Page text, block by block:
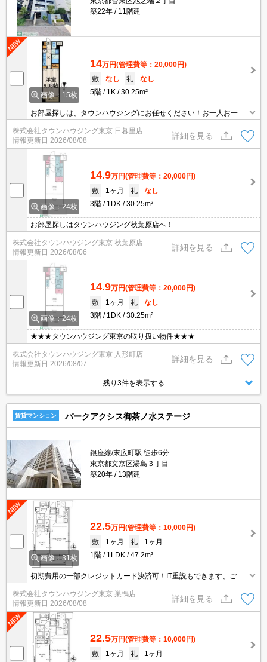
築22年
11階建
画像：15枚
14万円(管理費等：20,000円)
敷
なし 礼
なし
5階
1K 30.25m²
お部屋探しは、タウンハウジングにお任せください！お一人お一人
様に合ったお部屋をお探し致します。分からないことは何でもご相
談くださいませ。
株式会社タウンハウジング東京 日暮里店
情報更新日 2026/08/08
詳細を見る
画像：24枚
14.9万円(管理費等：20,000円)
敷
1ヶ月 礼
なし
3階
1DK 30.25m²
お部屋探しはタウンハウジング秋葉原店へ！
株式会社タウンハウジング東京 秋葉原店
情報更新日 2026/08/06
詳細を見る
画像：24枚
14.9万円(管理費等：20,000円)
敷
1ヶ月 礼
なし
3階
1DK 30.25m²
★★★タウンハウジング東京の取り扱い物件★★★
株式会社タウンハウジング東京 人形町店
情報更新日 2026/08/07
詳細を見る
残り3件を表示する
賃貸マンション パークアクシス御茶ノ水ステージ
銀座線/末広町駅 徒歩6分
東京都文京区湯島３丁目
築20年
13階建
画像：31枚
22.5万円(管理費等：10,000円)
敷
1ヶ月 礼
1ヶ月
1階
1LDK 47.2m²
初期費用の一部クレジットカード決済可！IT重説もできます、ご相
談ください。オンライン内見相談可能！お電話ください。
株式会社タウンハウジング東京 巣鴨店
情報更新日 2026/08/08
詳細を見る
22.5万円(管理費等：10,000円)
敷
1ヶ月 礼 1ヶ月